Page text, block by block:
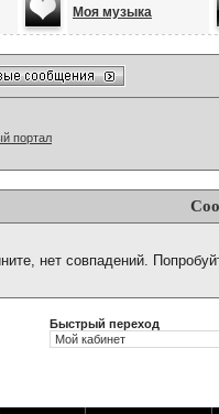
Моя музыка
портал
нет совпадений.
Быстрый переход